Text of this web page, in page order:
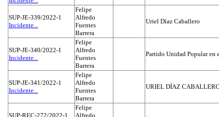
SUP-JE-339/2022-1
Incidente...
Felipe
Alfredo
Fuentes
Barrera
Uriel Díaz Caballero
SUP-JE-340/2022-1
Incidente...
Felipe
Alfredo
Fuentes
Barrera
Partido Unidad Popular en
SUP-JE-341/2022-1
Incidente...
Felipe
Alfredo
Fuentes
Barrera
URIEL DÍAZ
SUP-REC-272/2022-1
Felipe
Alfredo